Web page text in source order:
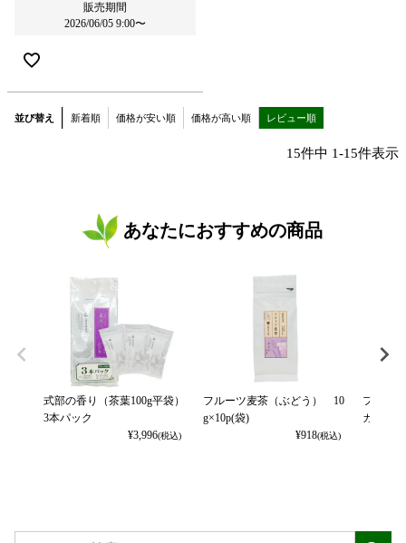
販売期間
2026/06/05 9:00〜
並び替え 新着順 価格が安い順 価格が高い順 レビュー順
15件中 1-15件表示
あなたにおすすめの商品
式部の香り（茶葉100g平袋）
3本パック
¥3,996(税込)
フルーツ麦茶（ぶどう） 10
g×10p(袋)
¥918(税込)
フルー
カット